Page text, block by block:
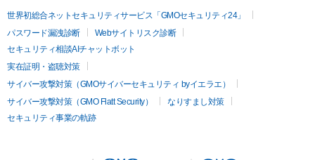
世界初総合ネットセキュリティサービス「GMOセキュリティ24」
パスワード漏洩診断
Webサイトリスク診断
セキュリティ相談AIチャットボット
実在証明・盗聴対策
サイバー攻撃対策（GMOサイバーセキュリティ byイエラエ）
サイバー攻撃対策（GMO Flatt Security）
なりすまし対策
セキュリティ事業の軌跡